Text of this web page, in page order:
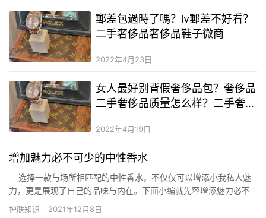
郵差包過時了嗎？lv郵差不好看？
二手奢侈品奢侈品鞋子微商
2022年4月23日
女人最好别背假奢侈品包？奢侈品
二手奢侈品质量怎么样？二手奢侈
2022年4月19日
增加魅力必不可少的中性香水
选择一款与场所相匹配的中性香水，不仅仅可以增添小我私人魅
力，更是展现了自己的品味与内在。下面小编就先容增添魅力必不
能少的中性香水，让你散发中性范儿的味道。 &nbs…
护肤知识 2021年12月8日